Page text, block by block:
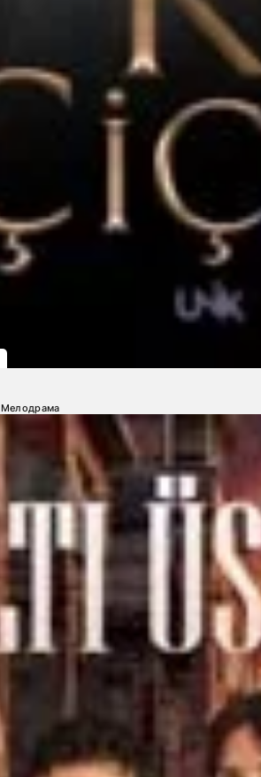
Мелодрама